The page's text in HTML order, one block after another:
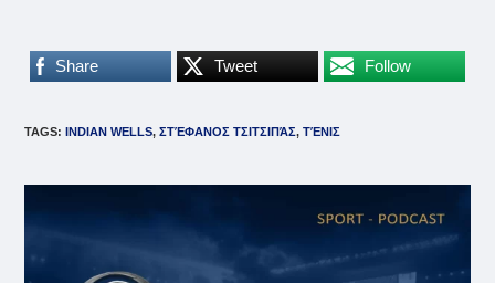
Share Tweet Follow
TAGS:INDIAN WELLS, ΣΤΈΦΑΝΟΣ ΤΣΙΤΣΙΠΆΣ, ΤΈΝΙΣ